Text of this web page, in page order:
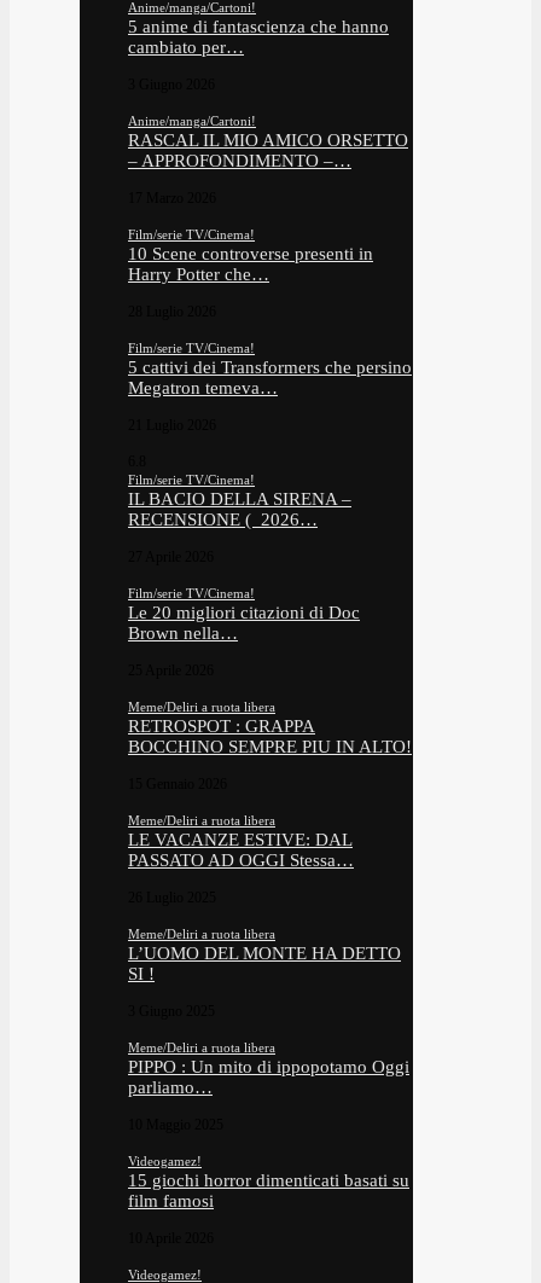
Anime/manga/Cartoni!
5 anime di fantascienza che hanno
cambiato per…
Anime/manga/Cartoni!
RASCAL IL MIO AMICO ORSETTO
– APPROFONDIMENTO –…
Film/serie TV/Cinema!
10 Scene controverse presenti in
Harry Potter che…
Film/serie TV/Cinema!
5 cattivi dei Transformers che persino
Megatron temeva…
Film/serie TV/Cinema!
IL BACIO DELLA SIRENA –
RECENSIONE ( 2026…
Film/serie TV/Cinema!
Le 20 migliori citazioni di Doc
Brown nella…
Meme/Deliri a ruota libera
RETROSPOT : GRAPPA
BOCCHINO SEMPRE PIU IN ALTO!
Meme/Deliri a ruota libera
LE VACANZE ESTIVE: DAL
PASSATO AD OGGI Stessa…
Meme/Deliri a ruota libera
L’UOMO DEL MONTE HA DETTO
SI !
Meme/Deliri a ruota libera
PIPPO : Un mito di ippopotamo Oggi
parliamo…
Videogamez!
15 giochi horror dimenticati basati su
film famosi
Videogamez!